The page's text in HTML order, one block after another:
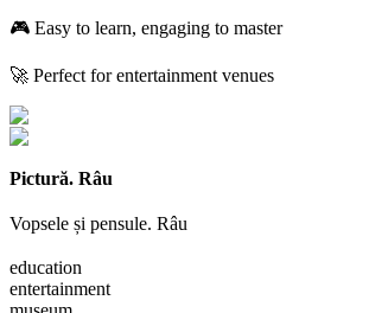
🎮 Easy to learn, engaging to master
🚀 Perfect for entertainment venues
Pictură. Râu
Vopsele și pensule. Râu
education
entertainment